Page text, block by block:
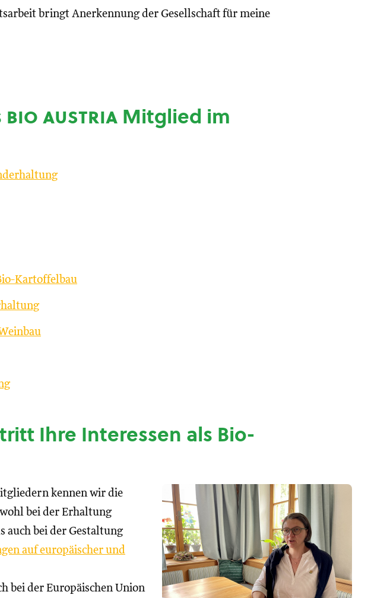
bringt Anerkennung der Gesellschaft für meine
bio austria Mitglied im
Kartoffelbau
Ihre Interessen als Bio-
kennen wir die
bei der Erhaltung
auch bei der Gestaltung
auf europäischer und
bei der Europäischen Union